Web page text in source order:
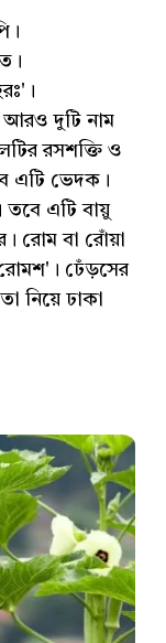
আরও দুটি নাম
রসশক্তি ও
এটি ভেদক।
তবে এটি বায়ু
রোম বা রোঁয়া
ঢেঁড়সের
নিয়ে ঢাকা